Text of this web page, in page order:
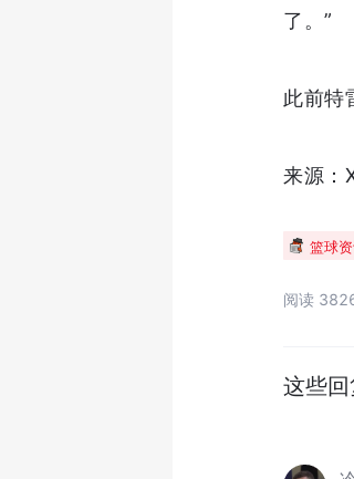
了。”
此前特
来源：
篮球
阅读
这些